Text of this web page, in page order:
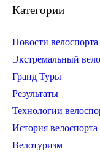
Категории
Новости велоспорта
Экстремальный
Гранд Туры
Результаты
Технологии
История велоспорта
Велотуризм